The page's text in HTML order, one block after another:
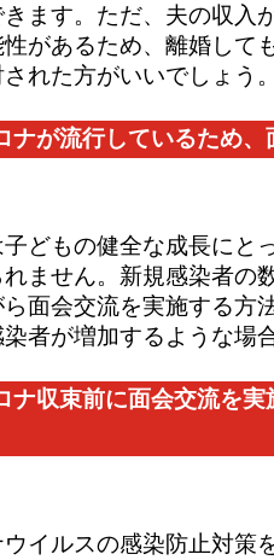
ます。ただ、夫の収入
があるため、離婚して
れた方がいいでしょう。
ナが流行しているため
どもの健全な成長にと
ません。新規感染者の
面会交流を実施する方
者が増加するような場
ナ収束前に面会交流を
イルスの感染防止対策